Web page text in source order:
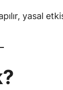
yasal